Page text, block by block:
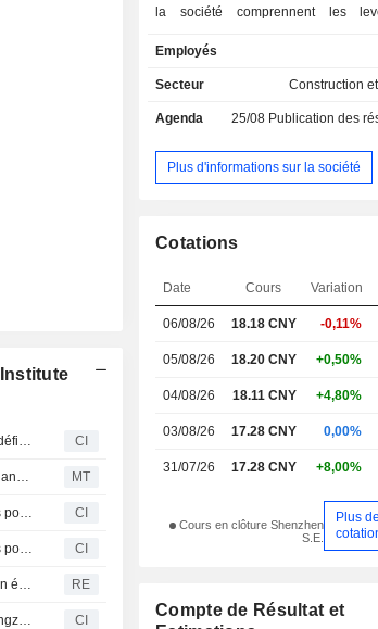
Guangzhou Metro Design & Research Institute Co., Ltd. annonce son plan définitif de distribution de dividendes sur actions A pour l'exercice 2025, avec une mise en paiement le 24 juin 2026 CI
Guangzhou Metro Design & Research Institute décroche 252 millions de yuans de contrats pour la rénovation de dépôts MT
Guangzhou Metro Design & Research Institute Co., Ltd. publie ses résultats pour le premier trimestre clos le 31 mars 2026 CI
Guangzhou Metro Design & Research Institute Co., Ltd. publie ses résultats pour l'exercice clos le 31 décembre 2025 CI
Guangzhou Metro Design & Research Institute signe des contrats de gestion énergétique RE
Guangzhou Metro Design & Research Institute finalise l'acquisition de Guangzhou Metro Engineering Consulting Co., Ltd. CI
la société comprennent les
la prise en charge de contrats
d'approvisionnement et de
civil et de l'architecture. La
planification du développement, la
architecturale, le génie civil et la
national.
Employés
Secteur Construction
Agenda 25/08 Publication des résultats
Plus d'informations sur la société
Cotations
Date Cours Variation
06/08/26 18.18 CNY -0,11%
05/08/26 18.20 CNY +0,50%
04/08/26 18.11 CNY +4,80%
03/08/26 17.28 CNY 0,00%
31/07/26 17.28 CNY +8,00%
Cours en clôture Shenzhen
S.E.
Plus de
Compte de Résultat et